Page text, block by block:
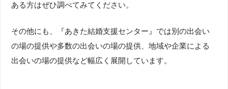
ある方はぜひ調べてみてください。
その他にも、『あきた結婚支援センター』では別の出会い
の場の提供や多数の出会いの場の提供、地域や企業による
出会いの場の提供など幅広く展開しています。